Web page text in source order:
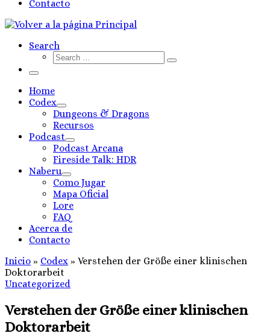
Contacto
Search
Search
Search
Menú
Home
Codex
Dungeons & Dragons
Recursos
Podcast
Podcast Arcana
Fireside Talk: HDR
Naberu
Como Jugar
Mapa Oficial
Lore
FAQ
Acerca de
Contacto
Inicio » Codex » Verstehen der Größe einer klinischen
Doktorarbeit
Uncategorized
Verstehen der Größe einer klinischen
Doktorarbeit